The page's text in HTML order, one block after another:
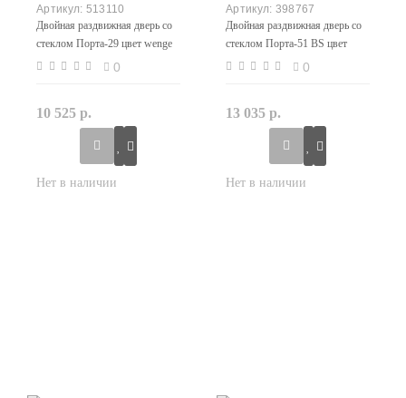
513110
Двойная раздвижная дверь со
стеклом Порта-29 цвет wenge
veralinga
0
10 525 р.
398767
Двойная раздвижная дверь со
стеклом Порта-51 BS цвет
wenge crosscut
0
13 035 р.